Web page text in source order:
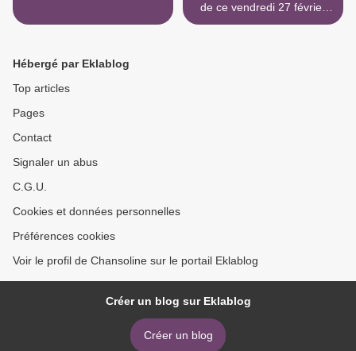
de ce vendredi 27 février
2015 >
Hébergé par Eklablog
Top articles
Pages
Contact
Signaler un abus
C.G.U.
Cookies et données personnelles
Préférences cookies
Voir le profil de Chansoline sur le portail Eklablog
Créer un blog sur Eklablog
Créer un blog